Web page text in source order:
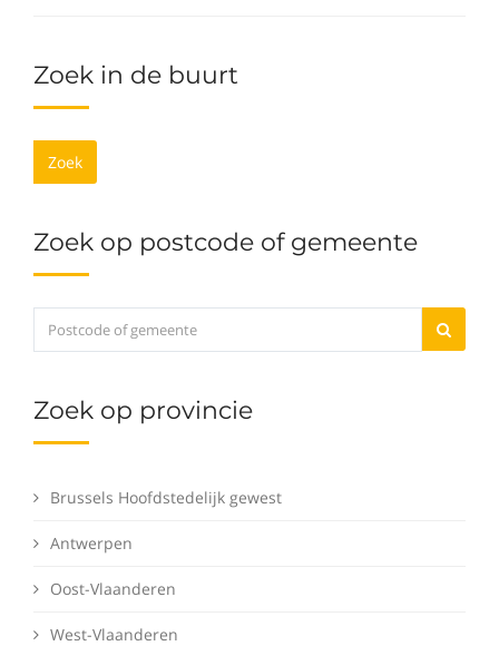
Zoek in de buurt
Zoek
Zoek op postcode of gemeente
Zoek op provincie
Brussels Hoofdstedelijk gewest
Antwerpen
Oost-Vlaanderen
West-Vlaanderen